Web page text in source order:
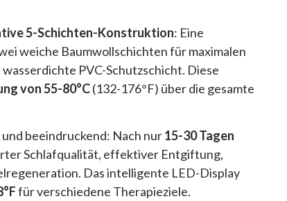
5-Schichten-Konstruktion: Eine
weiche Baumwollschichten für maximalen
PVC-Schutzschicht. Diese
von 55-80°C(132-176°F) über die gesamte
beeindruckend: Nach nur15-30 Tagen
Schlafqualität, effektiver Entgiftung,
Das intelligente LED-Display
für verschiedene Therapieziele.